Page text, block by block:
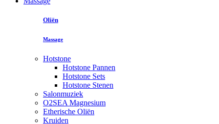
Oliën
Massage
Hotstone
Hotstone Pannen
Hotstone Sets
Hotstone Stenen
Salonmuziek
O2SEA Magnesium
Etherische Oliën
Kruiden